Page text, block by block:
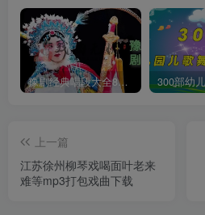
豫剧经典唱段大全850首mp3打包戏曲下载
上一篇
江苏徐州柳琴戏喝面叶老来
难等mp3打包戏曲下载